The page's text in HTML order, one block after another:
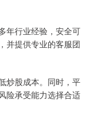
年行业经验，安全可
并提供专业的客服团
炒股成本。同时，平
险承受能力选择合适